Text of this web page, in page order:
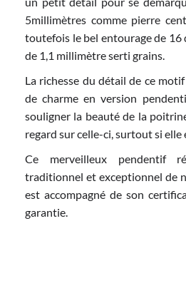
5millimètres comme pierre
toutefois le bel entourage de
de 1,1 millimètre serti grains.
La richesse du détail de ce
de charme en version
souligner la beauté de la
regard sur celle-ci, surtout si elle
Ce merveilleux pendentif
traditionnel et exceptionnel de
est accompagné de son
garantie.